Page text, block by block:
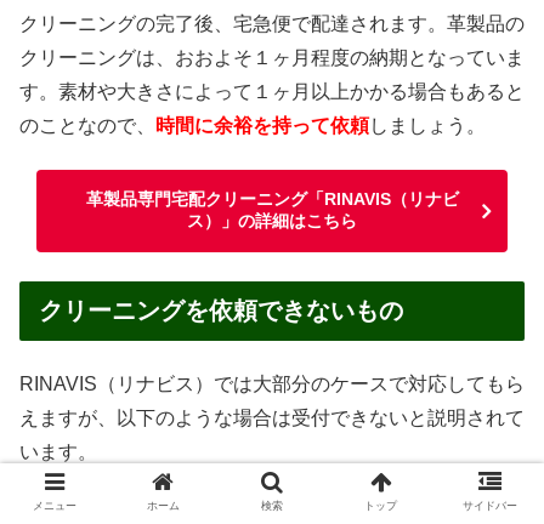
クリーニングの完了後、宅急便で配達されます。革製品の
クリーニングは、おおよそ１ヶ月程度の納期となっていま
す。素材や大きさによって１ヶ月以上かかる場合もあると
のことなので、
時間に余裕を持って依頼しましょう。
革製品専門宅配クリーニング「RINAVIS（リナビ
ス）」の詳細はこちら
クリーニングを依頼できないもの
RINAVIS（リナビス）では大部分のケースで対応してもら
えますが、以下のような場合は受付できないと説明されて
います。
汚物・嘔吐物がついたままのもの
メニュー ホーム 検索 トップ サイドバー